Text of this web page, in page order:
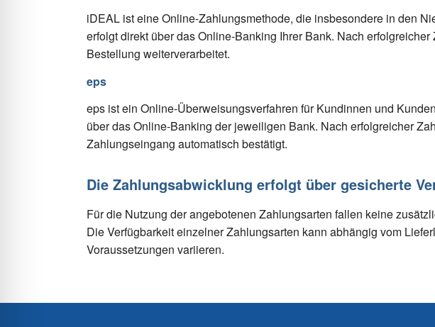
iDEAL ist eine Online-Zahlungsmethode, die insbesondere in den
erfolgt direkt über das Online-Banking Ihrer Bank. Nach
Bestellung weiterverarbeitet.
eps
eps ist ein Online-Überweisungsverfahren für Kundinnen und
über das Online-Banking der jeweiligen Bank. Nach erfolgreicher
Zahlungseingang automatisch bestätigt.
Die Zahlungsabwicklung erfolgt über gesicherte
Für die Nutzung der angebotenen Zahlungsarten fallen keine
Die Verfügbarkeit einzelner Zahlungsarten kann abhängig vom
Voraussetzungen variieren.